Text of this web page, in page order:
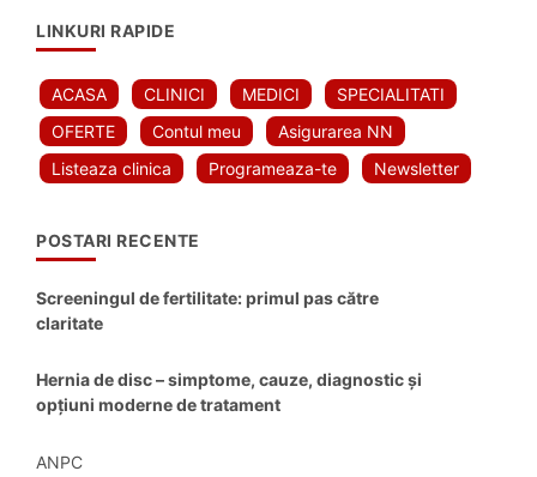
LINKURI RAPIDE
ACASA CLINICI MEDICI
SPECIALITATI
OFERTE
Contul meu
Asigurarea NN
Listeaza clinica
Programeaza-te Newsletter
POSTARI RECENTE
Screeningul de fertilitate: primul pas către
claritate
Hernia de disc – simptome, cauze, diagnostic și
opțiuni moderne de tratament
ANPC